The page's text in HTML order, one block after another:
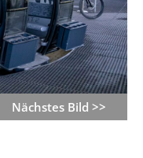
Nächstes Bild >>